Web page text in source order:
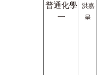
普通化學
一
洪嘉
呈